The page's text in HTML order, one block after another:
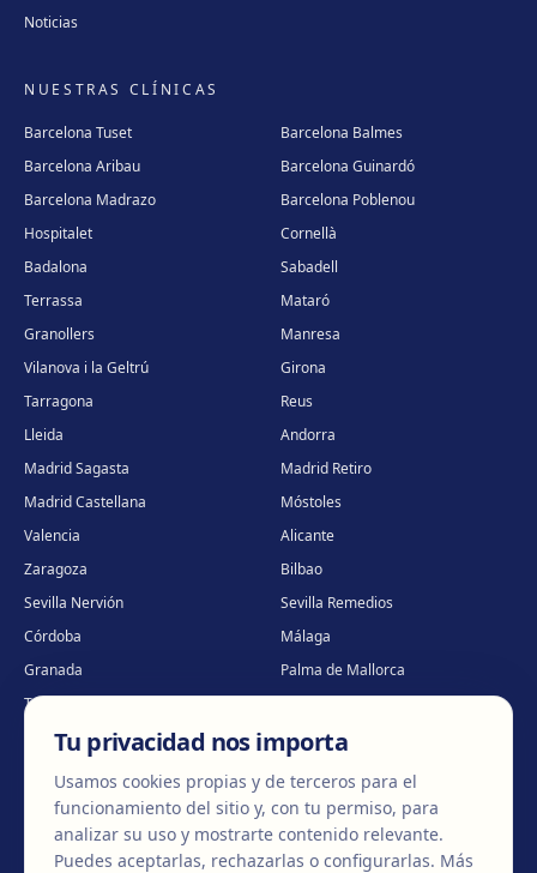
Noticias
NUESTRAS CLÍNICAS
Barcelona Tuset
Barcelona Balmes
Barcelona Aribau
Barcelona Guinardó
Barcelona Madrazo
Barcelona Poblenou
Hospitalet
Cornellà
Badalona
Sabadell
Terrassa
Mataró
Granollers
Manresa
Vilanova i la Geltrú
Girona
Tarragona
Reus
Lleida
Andorra
Madrid Sagasta
Madrid Retiro
Madrid Castellana
Móstoles
Valencia
Alicante
Zaragoza
Bilbao
Sevilla Nervión
Sevilla Remedios
Córdoba
Málaga
Granada
Palma de Mallorca
Tenerife
Portugal · Famalicão
Portugal · Guimarães
Clínica virtual
Tu privacidad nos importa
Usamos cookies propias y de terceros para el
funcionamiento del sitio y, con tu permiso, para
analizar su uso y mostrarte contenido relevante.
Puedes aceptarlas, rechazarlas o configurarlas. Más